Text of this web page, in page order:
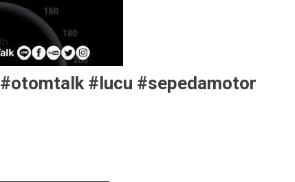
#otomtalk #lucu #sepedamotor